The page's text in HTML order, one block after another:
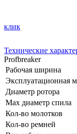
клик
Технические
Profbreaker
Рабочая ширина
Эксплуатационная
Диаметр ротора
Мах диаметр спила
Кол-во молотков
Кол-во ремней